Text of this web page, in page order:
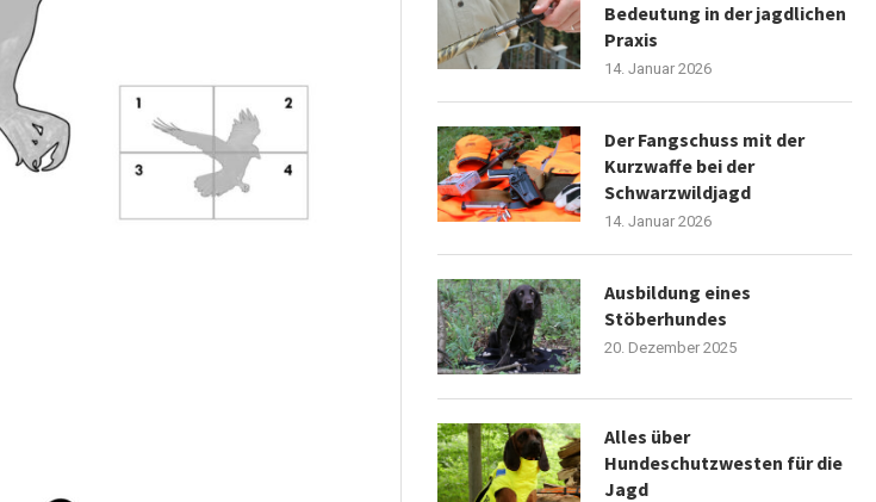
Bedeutung in der jagdlichen
Praxis
14. Januar 2026
Der Fangschuss mit der
Kurzwaffe bei der
Schwarzwildjagd
14. Januar 2026
Ausbildung eines
Stöberhundes
20. Dezember 2025
Alles über
Hundeschutzwesten für die
Jagd